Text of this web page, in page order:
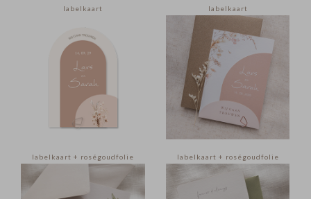
labelkaart labelkaart
labelkaart + roségoudfolie labelkaart + roségoudfolie